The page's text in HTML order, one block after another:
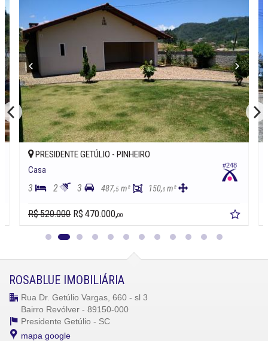
#248
PRESIDENTE GETÚLIO - PINHEIRO
Casa
3 2 3 487,5 m² 150,0 m²
R$ 520.000 R$ 470.000,00
ROSABLUE IMOBILIÁRIA
Rua Dr. Getúlio Vargas, 660 - sl 3
Bairro Revólver - 89150-000
Presidente Getúlio - SC
mapa google